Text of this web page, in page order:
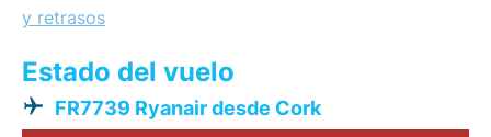
y retrasos
Estado del vuelo
FR7739 Ryanair desde Cork